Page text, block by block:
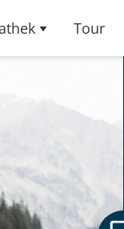
Tour